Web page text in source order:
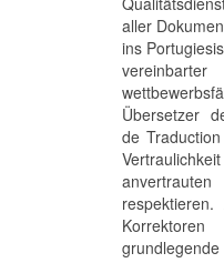
aller
ins
Übersetzer
de